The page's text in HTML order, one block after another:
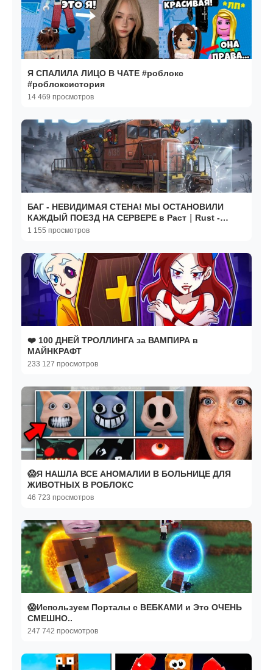
Я СПАЛИЛА ЛИЦО В ЧАТЕ #роблокс
#роблоксистория
14 469 просмотров
БАГ - НЕВИДИМАЯ СТЕНА! МЫ ОСТАНОВИЛИ
КАЖДЫЙ ПОЕЗД НА СЕРВЕРЕ в Раст｜Rust -
Denis Channel
1 155 просмотров
❤️ 100 ДНЕЙ ТРОЛЛИНГА за ВАМПИРА в
МАЙНКРАФТ
233 127 просмотров
😱Я НАШЛА ВСЕ АНОМАЛИИ В БОЛЬНИЦЕ ДЛЯ
ЖИВОТНЫХ В РОБЛОКС
46 723 просмотров
😱Используем Порталы с ВЕБКАМИ и Это ОЧЕНЬ
СМЕШНО..
247 742 просмотров